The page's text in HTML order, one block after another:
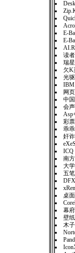
E-
E-
读
瑞
欠K
光
IBM
网
中
会
彩
乖
奸
ICQ
南
大
五
桌
幕
壁
木